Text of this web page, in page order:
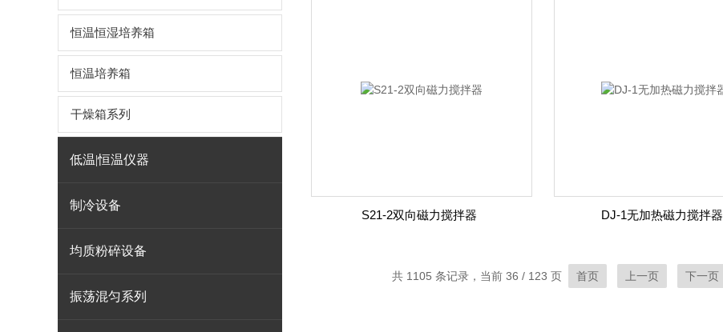
恒温恒湿培养箱
恒温培养箱
干燥箱系列
低温|恒温仪器
制冷设备
均质粉碎设备
振荡混匀系列
S21-2双向磁力搅拌器 DJ-1无加热磁力搅拌器
共 1105 条记录，当前 36 / 123 页 首页 上一页 下一页